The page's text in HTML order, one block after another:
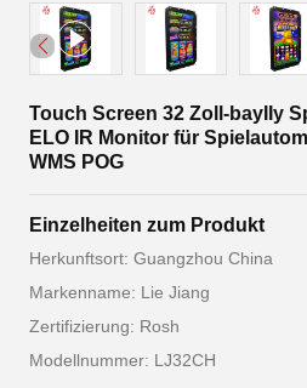
Touch Screen 32 Zoll-bayIIy
ELO IR Monitor für
WMS POG
Einzelheiten zum Produkt
Herkunftsort: Guangzhou China
Markenname: Lie Jiang
Zertifizierung: Rosh
Modellnummer: LJ32CH